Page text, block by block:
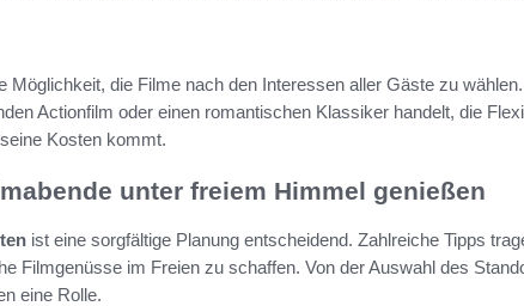
Möglichkeit, die Filme nach den Interessen aller Gäste zu
Actionfilm oder einen romantischen Klassiker handelt, die
Kosten kommt.
unter freiem Himmel genießen
ist eine sorgfältige Planung entscheidend. Zahlreiche Tipps
Filmgenüsse im Freien zu schaffen. Von der Auswahl des
eine Rolle.